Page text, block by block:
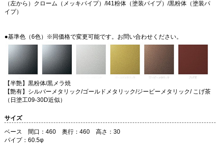
（左から）クローム（メッキパイプ）/I41粉体（塗装パイプ）/黒粉体（塗装パ
イプ）
●基準色（6色）※同価格で変更可能です。お問い合わせください。
【半艶】黒粉体/黒メラ焼
【艶有】シルバーメタリック/ゴールドメタリック/ジービーメタリック/ こげ茶
（日塗工09-30D近似）
サイズ
ベース 間口：460 奥行：460 高さ：30
パイプ：60.5φ